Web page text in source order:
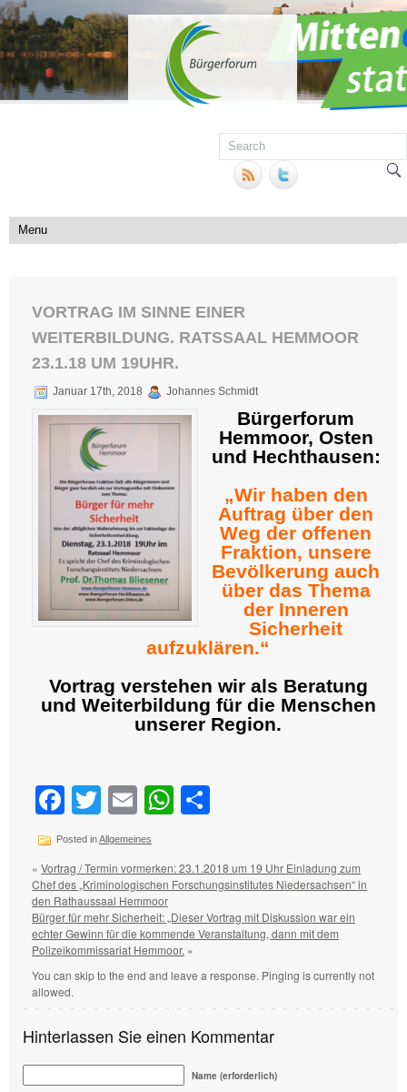
VORTRAG IM SINNE EINER
WEITERBILDUNG. RATSSAAL HEMMOOR
23.1.18 UM 19UHR.
Januar 17th, 2018 Johannes Schmidt
Bürgerforum
Hemmoor, Osten
und Hechthausen:
„Wir haben den
Auftrag über den
Weg der offenen
Fraktion, unsere
Bevölkerung auch
über das Thema
der Inneren
Sicherheit
aufzuklären.“
Vortrag verstehen wir als Beratung
und Weiterbildung für die Menschen
unserer Region.
Facebook
Twitter
EmailWhatsApp
Posted inAllgemeines
« Vortrag / Termin vormerken: 23.1.2018 um 19 Uhr Einladung zum
Chef des „Kriminologischen Forschungsinstitutes Niedersachsen“ in
den Rathaussaal Hemmoor
Bürger für mehr Sicherheit: „Dieser Vortrag mit Diskussion war ein
echter Gewinn für die kommende Veranstaltung, dann mit dem
Polizeikommissariat Hemmoor. »
You can skip to the end and leave a response. Pinging is currently not
allowed.
Hinterlassen Sie einen Kommentar
Name (erforderlich)